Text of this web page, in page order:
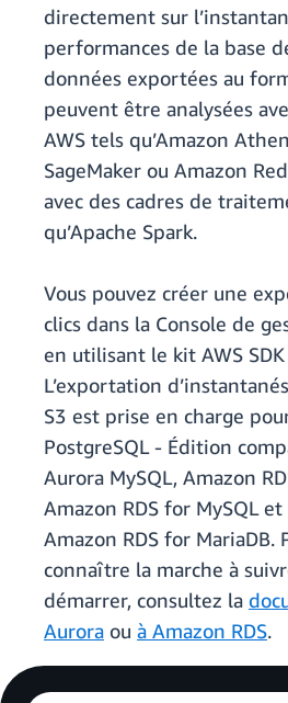
directement sur
performances de la base
données exportées au
peuvent être analysées
AWS tels qu’Amazon
SageMaker ou Amazon
avec des cadres de
qu’Apache Spark.
Vous pouvez créer une
clics dans la Console de
en utilisant le kit AWS SDK
L’exportation
S3 est prise en charge
PostgreSQL - Édition
Aurora MySQL, Amazon
Amazon RDS for MySQL
Amazon RDS for MariaDB.
connaître la marche à
démarrer, consultez la
Aurora ou à Amazon RDS.